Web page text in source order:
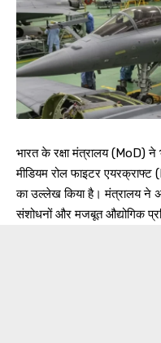
भारत के रक्षा मंत्रालय (MoD)
मीडियम रोल फाइटर एयरक्राफ्ट
का उल्लेख किया है। मंत्रालय ने
संशोधनों और मजबूत औद्योगिक